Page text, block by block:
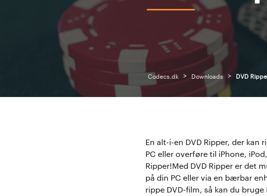
Codecs.dk > Downloads > DVD
En alt-i-en DVD Ripper, der
PC eller overføre til iPhone,
Ripper!Med DVD Ripper er det
på din PC eller via en bærbar
rippe DVD-film, så kan du